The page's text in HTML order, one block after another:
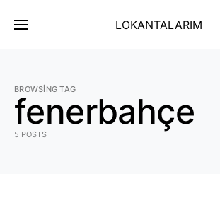
LOKANTALARIM
BROWSING TAG
fenerbahçe
5 POSTS